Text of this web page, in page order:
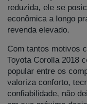
reduzida, ele se
econômica a longo
revenda elevado.
Com tantos motivos
Toyota Corolla 2018
popular entre os
valoriza conforto,
confiabilidade, não